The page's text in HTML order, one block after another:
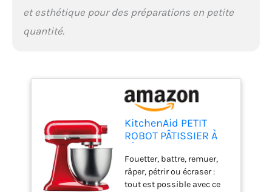
et esthétique pour des préparations en petite
quantité.
KitchenAid PETIT
ROBOT PÂTISSIER À
L - MINI - POMME
D'AMOUR
5KSM3311XECA
Fouetter, battre, remuer,
râper, pétrir ou écraser :
tout est possible avec ce